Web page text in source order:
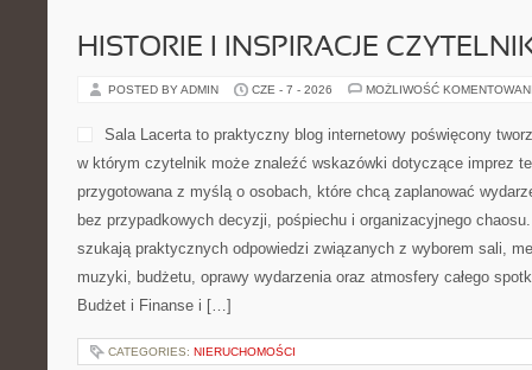
HISTORIE I INSPIRACJE
POSTED BY ADMIN CZE - 7 - 2026 MOŻLIWOŚĆ
Sala Lacerta to praktyczny blog internetowy poświęcony
w którym czytelnik może znaleźć wskazówki dotyczące imprez
przygotowana z myślą o osobach, które chcą zaplanować
bez przypadkowych decyzji, pośpiechu i organizacyjnego
szukają praktycznych odpowiedzi związanych z wyborem sali,
muzyki, budżetu, oprawy wydarzenia oraz atmosfery całego
Budżet i Finanse i […]
CATEGORIES: NIERUCHOMOŚCI